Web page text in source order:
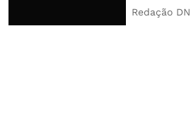
Redação DN